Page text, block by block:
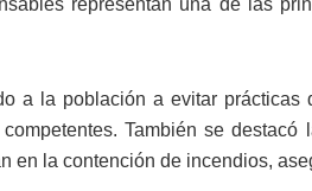
a la población a evitar
También se
en la contención de incendios,